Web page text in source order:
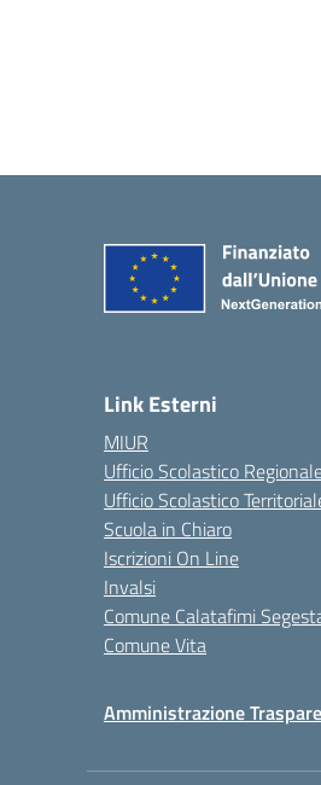
Link Esterni
MIUR
Ufficio Scolastico
Ufficio Scolastico
Scuola in Chiaro
Iscrizioni On Line
Invalsi
Comune Calatafimi
Comune Vita
Amministrazione